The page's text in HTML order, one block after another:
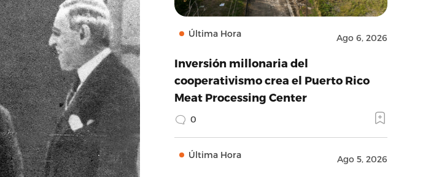
Última Hora Ago 6, 2026
Inversión millonaria del
cooperativismo crea el Puerto Rico
Meat Processing Center
0
Última Hora Ago 5, 2026